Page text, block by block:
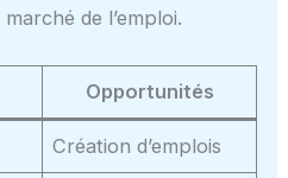
de l’emploi.
Opportunités
Création d’emplois